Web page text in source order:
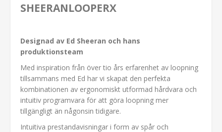
SHEERANLOOPERX
Designad av Ed Sheeran och hans
produktionsteam
Med inspiration från över tio års erfarenhet av loopning
tillsammans med Ed har vi skapat den perfekta
kombinationen av ergonomiskt utformad hårdvara och
intuitiv programvara för att göra loopning mer
tillgängligt än någonsin tidigare.
Intuitiva prestandavisningar i form av spår och